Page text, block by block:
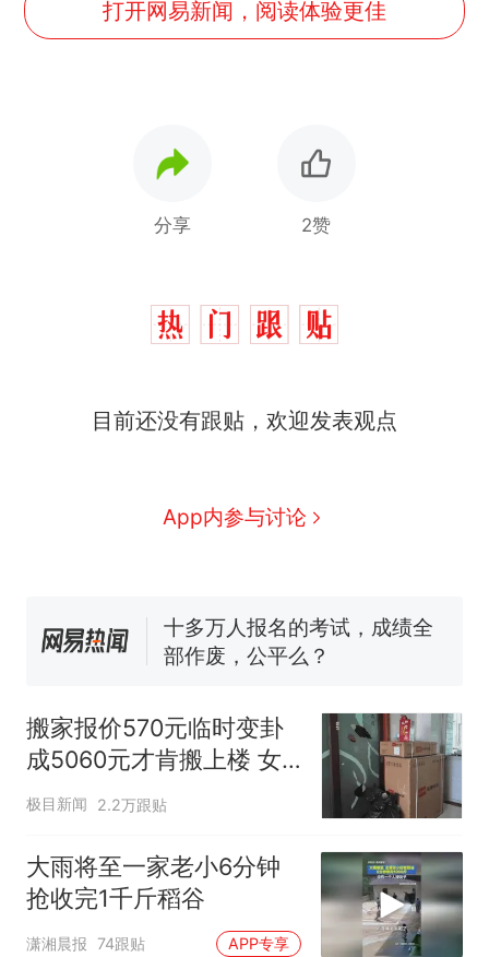
打开网易新闻，阅读体验更佳
分享 2赞
目前还没有跟贴，欢迎发表观点
App内参与讨论
热 那个在床头放菜刀的女孩，
因老师一句“跟我回家”改写了
眼了……
十多万人报名的考试，成绩全
部作废，公平么？
电力部门回应
佛山一中学招聘物理教师，笔
试前13名均遭淘汰？教育局：
已叫停招聘，成立调查组全面
“不建议大家买深色蛋糕”上热
热 那个在床头放菜刀的女孩，
因老师一句“跟我回家”改写了
人生
搬家报价570元临时变卦
成5060元才肯搬上楼 女
子傻眼
极目新闻 2.2万跟贴
大雨将至一家老小6分钟
抢收完1千斤稻谷
潇湘晨报 74跟贴 APP专享